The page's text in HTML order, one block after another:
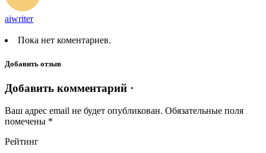
aiwriter
Пока нет коментариев.
Добавить отзыв
Добавить комментарий ·
Ваш адрес email не будет опубликован. Обязательные поля
помечены *
Рейтинг